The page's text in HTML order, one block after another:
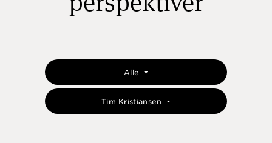
Alle
Tim Kristiansen